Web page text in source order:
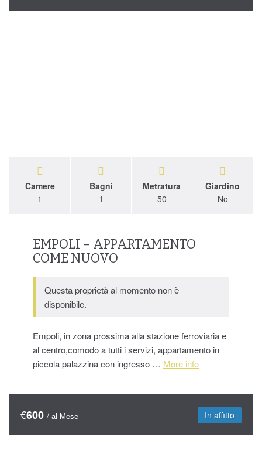
Camere
1
Bagni
1
Metratura
50
Giardino
No
EMPOLI – APPARTAMENTO
COME NUOVO
Questa proprietà al momento non è
disponibile.
Empoli, in zona prossima alla stazione ferroviaria e
al centro,comodo a tutti i servizi, appartamento in
piccola palazzina con ingresso … More info
€600 / al Mese In affitto